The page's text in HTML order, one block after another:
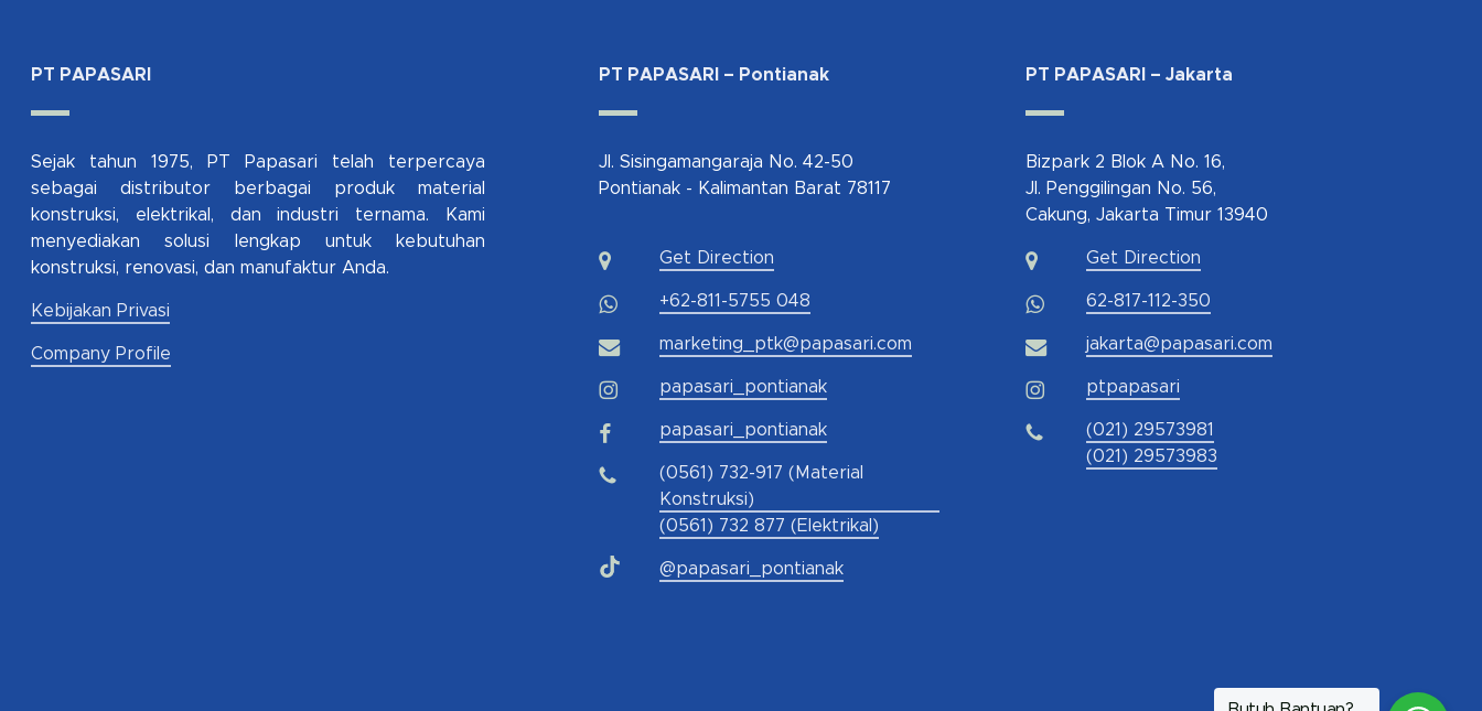
PT PAPASARI
Sejak tahun 1975, PT Papasari telah terpercaya
sebagai distributor berbagai produk material
konstruksi, elektrikal, dan industri ternama. Kami
menyediakan solusi lengkap untuk kebutuhan
konstruksi, renovasi, dan manufaktur Anda.
Kebijakan Privasi
Company Profile
PT PAPASARI – Pontianak
Jl. Sisingamangaraja No. 42-50
Pontianak - Kalimantan Barat 78117
Get Direction
+62-811-5755 048
marketing_ptk@papasari.com
papasari_pontianak
papasari_pontianak
(0561) 732-917 (Material
Konstruksi)
(0561) 732 877 (Elektrikal)
@papasari_pontianak
PT PAPASARI – Jakarta
Bizpark 2 Blok A No. 16,
Jl. Penggilingan No. 56,
Cakung, Jakarta Timur 13940
Get Direction
62-817-112-350
jakarta@papasari.com
ptpapasari
(021) 29573981
(021) 29573983